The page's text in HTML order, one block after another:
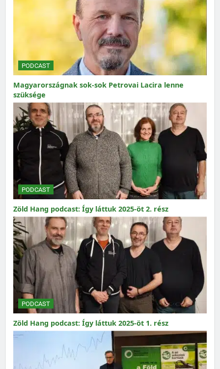
PODCAST
Magyarországnak sok-sok Petrovai Lacira lenne
szüksége
PODCAST
Zöld Hang podcast: Így láttuk 2025-öt 2. rész
PODCAST
Zöld Hang podcast: Így láttuk 2025-öt 1. rész